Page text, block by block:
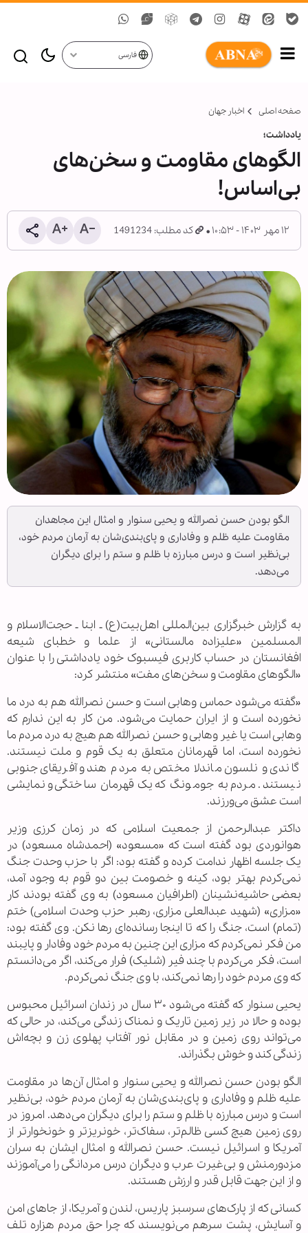
فارسی
صفحه اصلی اخبار جهان
یادداشت؛
الگوهای مقاومت و سخن‌های
بی‌اساس!
۱۲ مهر ۱۴۰۳ - ۱۰:۵۳ کد مطلب: 1491234
الگو بودن حسن نصرالله و یحیی سنوار و امثال این مجاهدان
مقاومت علیه ظلم و وفاداری و پای‌بندی‌شان به آرمان مردم خود،
بی‌نظیر است و درس مبارزه با ظلم و ستم را برای دیگران
می‌دهد.
به گزارش خبرگزاری بین‌المللی اهل‌بیت(ع) ـ ابنا ـ حجت‌الاسلام و
المسلمین «علیزاده مالستانی» از علما و خطبای شیعه
افغانستان در حساب کاربری فیسبوک خود یادداشتی را با عنوان
«الگوهای مقاومت و سخن‌های مفت» منتشر کرد:
«گفته می‌شود حماس وهابی است و حسن نصرالله هم به درد ما
نخورده است و از ایران حمایت می‌شود. من کار به این ندارم که
وهابی است یا غیر وهابی و حسن نصرالله هم هیچ به درد مردم ما
نخورده است، اما قهرمانان متعلق به یک قوم و ملت نیستند.
گاندی و نلسون ماندلا مختص به مردم هند و آفریقای جنوبی
نیستند. مردم به جومونگ که یک قهرمان ساختگی و نمایشی
است عشق می‌ورزند.
داکتر عبدالرحمن از جمعیت اسلامی که در زمان کرزی وزیر
هوانوردی بود گفته است که «مسعود» (احمدشاه مسعود) در
یک جلسه اظهار ندامت کرده و گفته بود: اگر با حزب وحدت جنگ
نمی‌کردم بهتر بود، کینه و خصومت بین دو قوم به وجود آمد،
بعضی حاشیه‌نشینان (اطرافیان مسعود) به وی گفته بودند کار
«مزاری» (شهید عبدالعلی مزاری، رهبر حزب وحدت اسلامی) ختم
(تمام) است، جنگ را که تا اینجا رسانده‌ای رها نکن. وی گفته بود:
من فکر نمی‌کردم که مزاری این چنین به مردم خود وفادار و پایبند
است، فکر می‌کردم با چند فیر (شلیک) فرار می‌کند، اگر می‌دانستم
که وی مردم خود را رها نمی‌کند، با وی جنگ نمی‌کردم.
یحیی سنوار که گفته می‌شود ۳۰ سال در زندان اسرائیل محبوس
بوده و حالا در زیر زمین تاریک و نمناک زندگی می‌کند، در حالی که
می‌تواند روی زمین و در مقابل نور آفتاب پهلوی زن و بچه‌اش
زندگی کند و خوش بگذراند.
الگو بودن حسن نصرالله و یحیی سنوار و امثال آن‌ها در مقاومت
علیه ظلم و وفاداری و پای‌بندی‌شان به آرمان مردم خود، بی‌نظیر
است و درس مبارزه با ظلم و ستم را برای دیگران می‌دهد. امروز در
روی زمین هیچ کسی ظالم‌تر، سفاک‌تر، خونریزتر و خونخوارتر از
آمریکا و اسرائیل نیست. حسن نصرالله و امثال ایشان به سران
مزدورمنش و بی‌غیرت عرب و دیگران درس مردانگی را می‌آموزند
و از این جهت قابل قدر و ارزش هستند.
کسانی که از پارک‌های سرسبز پاریس، لندن و آمریکا، از جاهای امن
و آسایش، پشت سرهم می‌نویسند که چرا حق مردم هزاره تلف